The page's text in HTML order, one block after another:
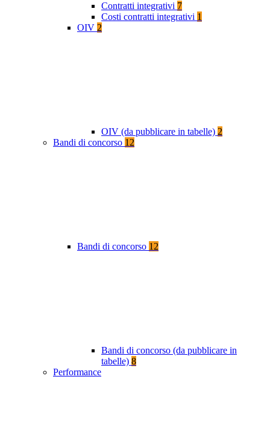
Contratti integrativi 7
Costi contratti integrativi 1
OIV 2
OIV (da pubblicare in tabelle) 2
Bandi di concorso 12
Bandi di concorso 12
Bandi di concorso (da pubblicare in
tabelle) 8
Performance